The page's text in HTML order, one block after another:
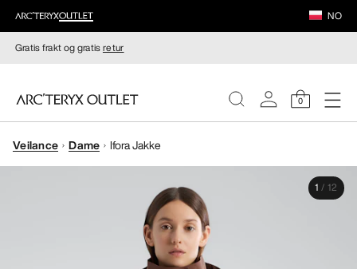
NO
Gratis frakt og gratisretur
0
DAMER
Veilance Dame Ifora Jakke
1 / 12